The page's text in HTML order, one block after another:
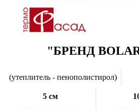
"БРЕНД
(утеплитель - пенополистирол)
5 см